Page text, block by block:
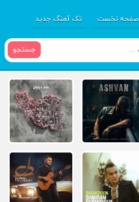
صفحه نخست تک آهنگ جدید
جستجو